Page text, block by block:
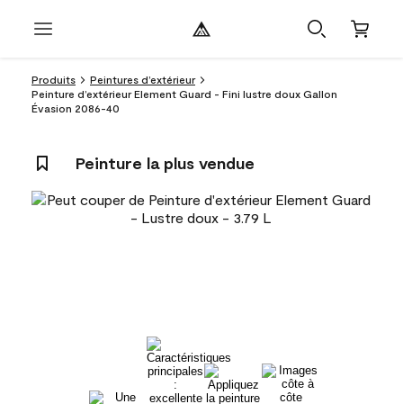
Produits
Peintures d’extérieur
Peinture d’extérieur Element Guard - Fini lustre doux Gallon
Évasion 2086-40
Peinture la plus vendue